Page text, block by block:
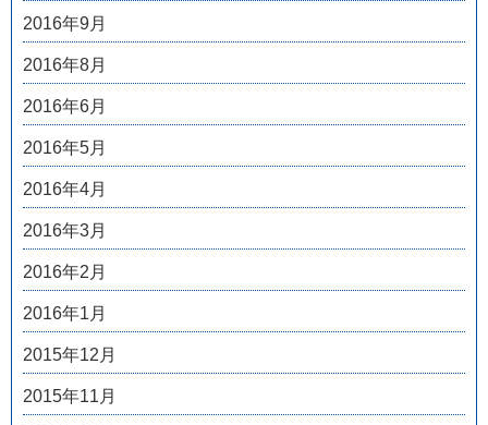
2016年9月
2016年8月
2016年6月
2016年5月
2016年4月
2016年3月
2016年2月
2016年1月
2015年12月
2015年11月